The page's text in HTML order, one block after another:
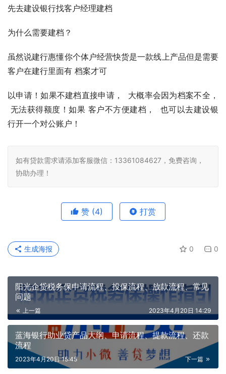
先去建设银行找客户经理建档
为什么需要建档？
虽然说建行惠懂你个体户经营快货是⼀款线上产品但是需要
客户在建行里面有 档案才可
以申请！如果不建档直接申请，  大概率会因为档案不全，
无法获得额度！如果 客户不方便建档，  也可以去建设银
行开⼀个对公账户！
如有贷款需求请添加客服微信：13361084627，免费咨询，
协助办理！
赞 (4) 打赏
0 0
生成海报
阳光企贷税务保申请流程、投保流程、放款流程、常见
问题
上一篇 2023年4月20日 14:29
蓝海银行助业贷产品大纲、申请流程、提款流程、还款
流程
下一篇
2023年4月20日 15:45